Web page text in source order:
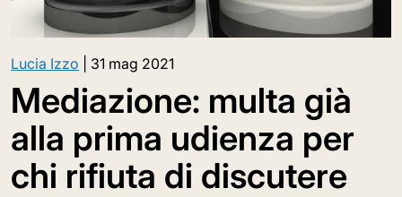
Lucia Izzo 31 mag 2021
Mediazione: multa già
alla prima udienza per
chi rifiuta di discutere